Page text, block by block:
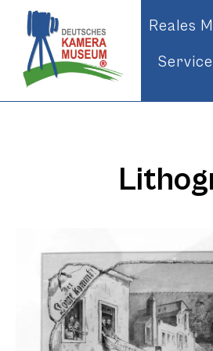
Reales